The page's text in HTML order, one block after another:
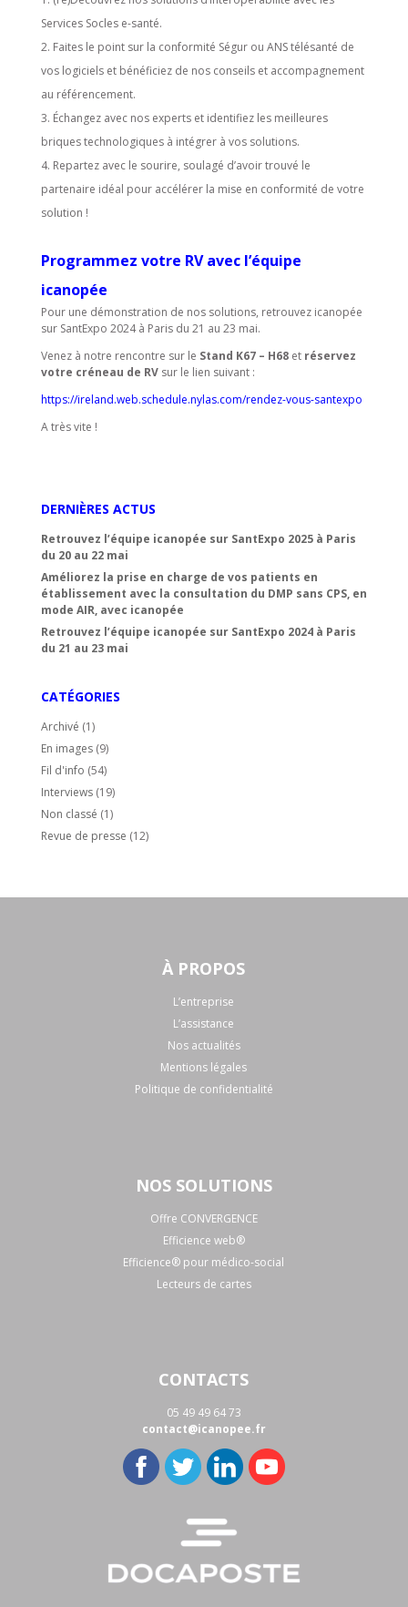
Services Socles e-santé.
Faites le point sur la conformité Ségur ou ANS télésanté de
vos logiciels et bénéficiez de nos conseils et accompagnement
au référencement.
Échangez avec nos experts et identifiez les meilleures
briques technologiques à intégrer à vos solutions.
Repartez avec le sourire, soulagé d’avoir trouvé le
partenaire idéal pour accélérer la mise en conformité de votre
solution !
Programmez votre RV avec l’équipe
icanopée
Pour une démonstration de nos solutions, retrouvez icanopée
sur SantExpo 2024 à Paris du 21 au 23 mai.
Venez à notre rencontre sur le Stand K67 – H68et réservez
votre créneau de RVsur le lien suivant :
https://ireland.web.schedule.nylas.com/rendez-vous-santexpo
A très vite !
DERNIÈRES ACTUS
Retrouvez l’équipe icanopée sur SantExpo 2025 à Paris
du 20 au 22 mai
Améliorez la prise en charge de vos patients en
établissement avec la consultation du DMP sans CPS, en
mode AIR, avec icanopée
Retrouvez l’équipe icanopée sur SantExpo 2024 à Paris
du 21 au 23 mai
CATÉGORIES
Archivé (1)
En images(9)
Fil d'info (54)
Interviews(19)
Non classé (1)
Revue de presse (12)
À PROPOS
L’entreprise
L’assistance
Nos actualités
Mentions légales
Politique de confidentialité
NOS SOLUTIONS
Offre CONVERGENCE
Efficience web®
Efficience® pour médico-social
Lecteurs de cartes
CONTACTS
05 49 49 64 73
contact@icanopee.fr